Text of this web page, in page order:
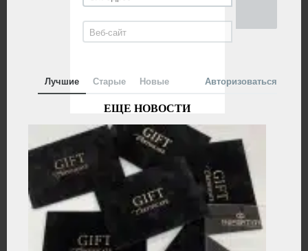
Лучшие Старые Новые Авторизоваться
ЕЩЕ НОВОСТИ